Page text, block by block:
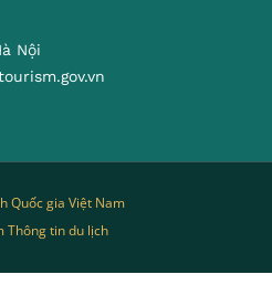
Nội
Quốc gia Việt Nam
Thông tin du lịch